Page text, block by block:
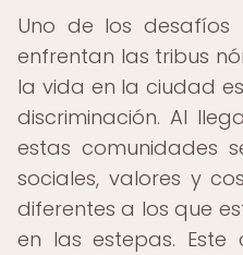
Uno de los desafíos
enfrentan las tribus
la vida en la ciudad
discriminación. Al
estas comunidades
sociales, valores y
diferentes a los que
en las estepas.